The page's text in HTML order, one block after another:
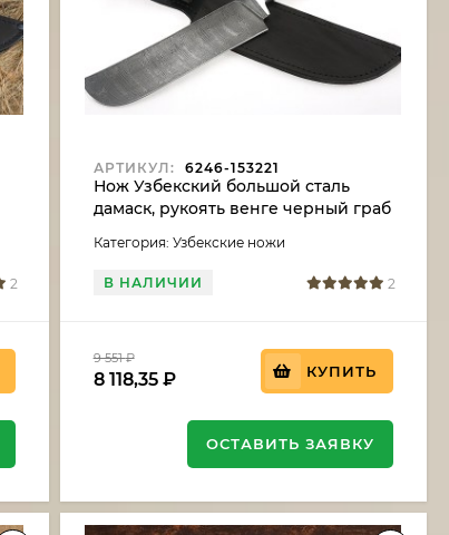
2
АРТИКУЛ: 6246-153221
Нож Узбекский большой сталь
дамаск, рукоять венге черный граб
Категория: Узбекские ножи
В НАЛИЧИИ 2
9 551₽
8 118,35 ₽ КУПИТЬ
ОСТАВИТЬ ЗАЯВКУ